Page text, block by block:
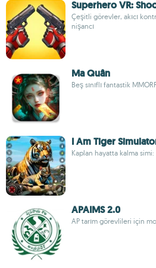
Superhero VR:
Çeşitli görevler, akıcı
nişancı
Ma Quân
Beş sınıflı fantastik
I Am Tiger
Kaplan hayatta kalma
APAIMS 2.0
AP tarım görevlileri için